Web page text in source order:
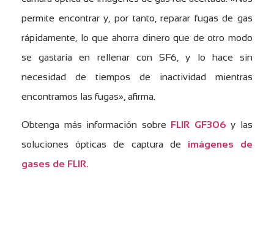
permite encontrar y, por tanto, reparar fugas de gas
rápidamente, lo que ahorra dinero que de otro modo
se gastaría en rellenar con SF6, y lo hace sin
necesidad de tiempos de inactividad mientras
encontramos las fugas», afirma.
Obtenga más información sobre FLIR GF306 y las
soluciones ópticas de captura de imágenes de
gases de FLIR.